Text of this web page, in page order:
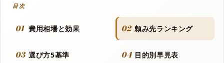
目次
01 費用相場と効果 02 頼み先ランキング
03 選び方5基準 04 目的別早見表